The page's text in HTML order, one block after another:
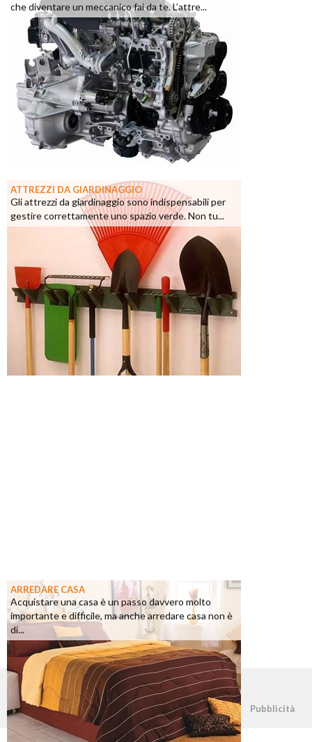
che diventare un meccanico fai da te. L’attre...
ATTREZZI DA GIARDINAGGIO
Gli attrezzi da giardinaggio sono indispensabili per
gestire correttamente uno spazio verde. Non tu...
ARREDARE CASA
Acquistare una casa è un passo davvero molto
importante e difficile, ma anche arredare casa non è
di...
©2026 - casapratica.net - p.iva 03338800984 Pubblicità